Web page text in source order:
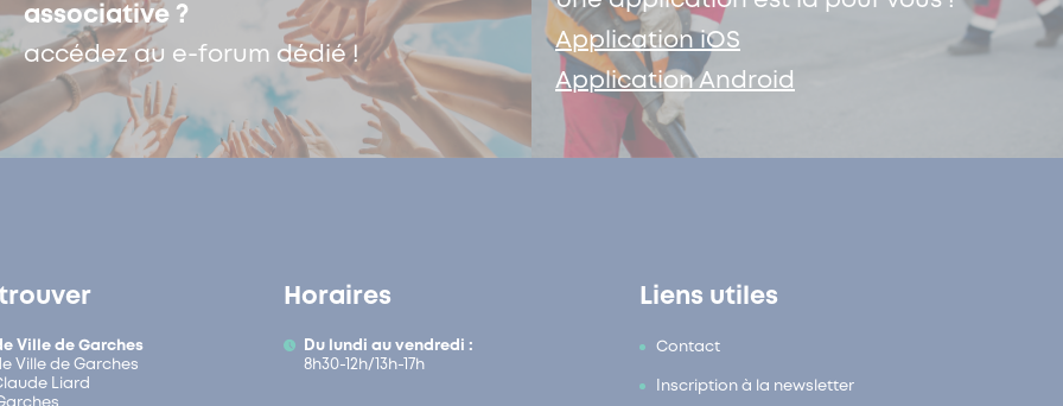
associative ?
accédez au e-forum dédié !
Application iOS
Application Android
Ville de Garches
Ville de Garches
Liard
Horaires
Du lundi au vendredi :
8h30-12h/13h-17h
Liens utiles
Contact
Inscription à la newsletter